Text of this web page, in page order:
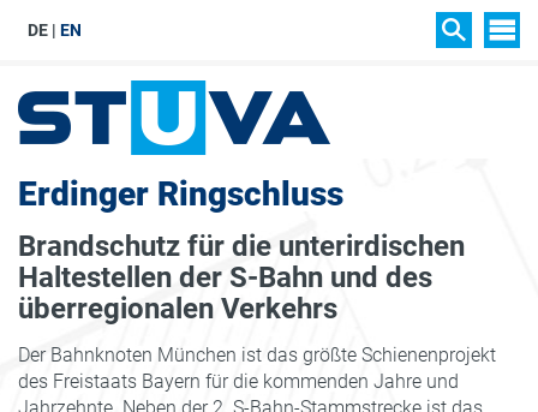
DE EN
Erdinger Ringschluss
Brandschutz für die unterirdischen
Haltestellen der S-Bahn und des
überregionalen Verkehrs
Der Bahnknoten München ist das größte Schienenprojekt
des Freistaats Bayern für die kommenden Jahre und